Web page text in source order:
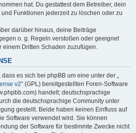
hat. Du gestattest dem Betreiber, dein
Funktionen jederzeit zu löschen oder zu
darüber hinaus, deine Beiträge
o. g. Regeln verstoßen oder geeignet
Dritten Schaden zuzufügen.
es sich bei phpBB um eine unter der „
v2“ (GPL) bereitgestellten Foren-Software
handelt; deutschsprachige
die deutschsprachige Community unter
gestellt. Beide haben keinen Einfluss auf
Software verwendet wird. Sie können
der Software für bestimmte Zwecke nicht